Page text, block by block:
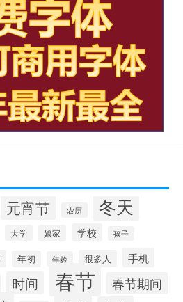
元宵节 农历 冬天
大学 娘家 学校 孩子
年初 年龄 很多人 手机
时间 春节 春节期间